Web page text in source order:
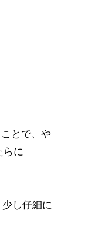
とで、や
らに
し仔細に